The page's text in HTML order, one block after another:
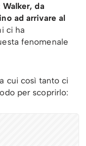
da
ad arrivare al
ci ha
fenomenale
cui così tanto ci
per scoprirlo: